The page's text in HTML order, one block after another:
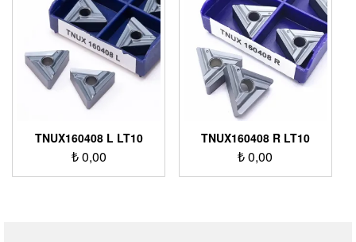
TNUX160408 L LT10
₺0,00
TNUX160408 R LT10
₺0,00